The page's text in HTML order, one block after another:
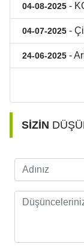
04-08-2025 -
04-07-2025 -
24-06-2025 -
SİZİN